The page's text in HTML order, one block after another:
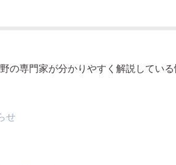
の専門家が分かりやすく解説している
せ